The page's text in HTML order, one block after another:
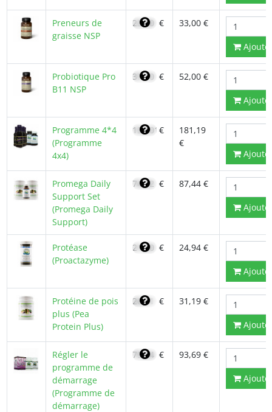
Preneurs de
graisse NSP
23,40 € 33,00 €
Probiotique Pro
B11 NSP
37,10 € 52,00 €
Programme 4*4
(Programme
4x4)
154,01 €
181,19
€
Promega Daily
Support Set
(Promega Daily
Support)
74,32 € 87,44 €
Protéase
(Proactazyme)
21,20 € 24,94 €
Protéine de pois
plus (Pea
Protein Plus)
26,51 € 31,19 €
Régler le
programme de
démarrage
(Programme de
démarrage)
79,64 € 93,69 €